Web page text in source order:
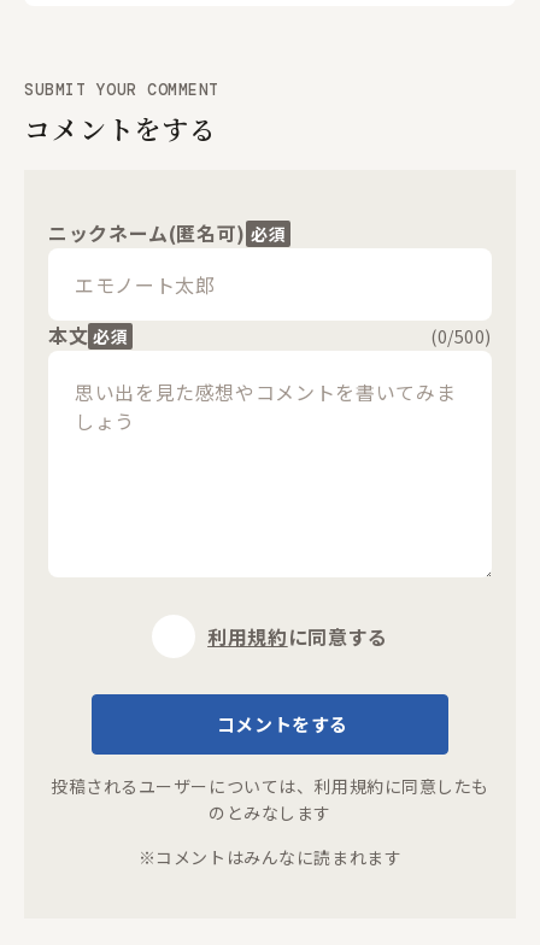
SUBMIT YOUR COMMENT
コメントをする
ニックネーム(匿名可) 必須
本文 必須 (0/500)
利用規約に同意する
コメントをする
投稿されるユーザーについては、 利用規約に同意したも
のとみなします
※コメントはみんなに読まれます